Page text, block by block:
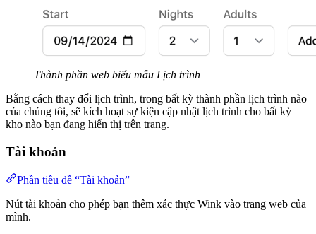
Thành phần web biểu mẫu Lịch trình
Bằng cách thay đổi lịch trình, trong bất kỳ thành phần lịch trình nào
của chúng tôi, sẽ kích hoạt sự kiện cập nhật lịch trình cho bất kỳ
kho nào bạn đang hiển thị trên trang.
Tài khoản
Phần tiêu đề “Tài khoản”
Nút tài khoản cho phép bạn thêm xác thực Wink vào trang web của
mình.